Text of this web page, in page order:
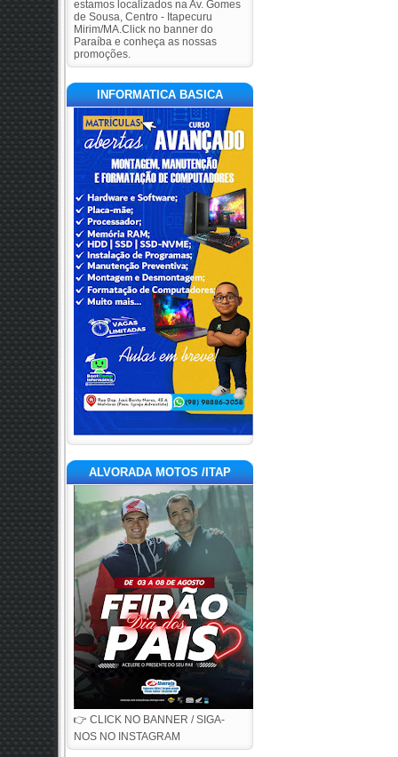
estamos localizados na Av. Gomes
de Sousa, Centro - Itapecuru
Mirim/MA.Click no banner do
Paraíba e conheça as nossas
promoções.
INFORMATICA BASICA
ALVORADA MOTOS /ITAP
👉 CLICK NO BANNER / SIGA-
NOS NO INSTAGRAM